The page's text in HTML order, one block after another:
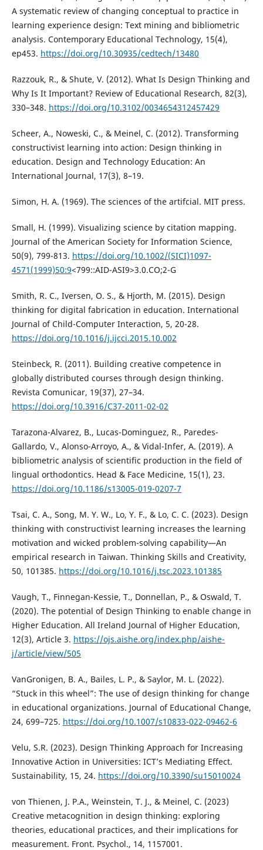
A systematic review of changing conceptual to practice in
learning experience design: Text mining and bibliometric
analysis. Contemporary Educational Technology, 15(4),
ep453. https://doi.org/10.30935/cedtech/13480
Razzouk, R., & Shute, V. (2012). What Is Design Thinking and
Why Is It Important? Review of Educational Research, 82(3),
330–348. https://doi.org/10.3102/0034654312457429
Scheer, A., Noweski, C., & Meinel, C. (2012). Transforming
constructivist learning into action: Design thinking in
education. Design and Technology Education: An
International Journal, 17(3), 8–19.
Simon, H. A. (1969). The sciences of the artifcial. MIT press.
Small, H. (1999). Visualizing science by citation mapping.
Journal of the American Society for Information Science,
50(9), 799-813. https://doi.org/10.1002/(SICI)1097-
4571(1999)50:9<799::AID-ASI9>3.0.CO;2-G
Smith, R. C., Iversen, O. S., & Hjorth, M. (2015). Design
thinking for digital fabrication in education. International
Journal of Child-Computer Interaction, 5, 20-28.
https://doi.org/10.1016/j.ijcci.2015.10.002
Steinbeck, R. (2011). Building creative competence in
globally distributed courses through design thinking.
Revista Comunicar, 19(37), 27–34.
https://doi.org/10.3916/C37-2011-02-02
Tarazona-Alvarez, B., Lucas-Dominguez, R., Paredes-
Gallardo, V., Alonso-Arroyo, A., & Vidal-Infer, A. (2019). A
bibliometric analysis of scientific production in the field of
lingual orthodontics. Head & Face Medicine, 15(1), 23.
https://doi.org/10.1186/s13005-019-0207-7
Tsai, C. A., Song, M. Y. W., Lo, Y. F., & Lo, C. C. (2023). Design
thinking with constructivist learning increases the learning
motivation and wicked problem-solving capability—An
empirical research in Taiwan. Thinking Skills and Creativity,
50, 101385. https://doi.org/10.1016/j.tsc.2023.101385
Vaugh, T., Finnegan-Kessie, T., Donnellan, P., & Oswald, T.
(2020). The potential of Design Thinking to enable change in
Higher Education. All Ireland Journal of Higher Education,
12(3), Article 3. https://ojs.aishe.org/index.php/aishe-
j/article/view/505
VanGronigen, B. A., Bailes, L. P., & Saylor, M. L. (2022).
“Stuck in this wheel”: The use of design thinking for change
in educational organizations. Journal of Educational Change,
24, 699–725. https://doi.org/10.1007/s10833-022-09462-6
Velu, S.R. (2023). Design Thinking Approach for Increasing
Innovative Action in Universities: ICT’s Mediating Effect.
Sustainability, 15, 24. https://doi.org/10.3390/su15010024
von Thienen, J. P.A., Weinstein, T. J., & Meinel, C. (2023)
Creative metacognition in design thinking: exploring
theories, educational practices, and their implications for
measurement. Front. Psychol., 14, 1157001.